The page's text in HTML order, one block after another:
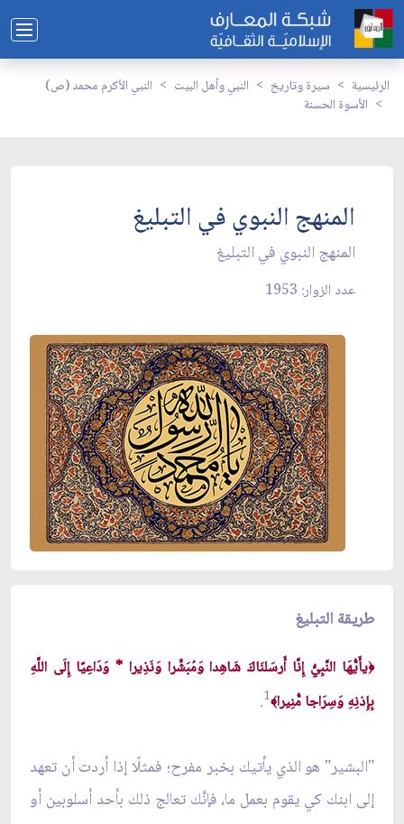
الرئيسية سيرة وتاريخ النبي وأهل البيت
النبي الأكرم محمد (ص)
الأسوة الحسنة
المنهج النبوي في التبليغ
المنهج النبوي في التبليغ
عدد الزوار: 1953
طريقة التبليغ
﴿يأَيُّهَا النَّبِيُّ إِنَّا أَرسَلنَاكَ شَاهِدا وَمُبَشِّرا وَنَذِيرا * وَدَاعِيًا إِلَى اللَّهِ
بِإِذنِهِ وَسِرَاجا مُّنِيرا﴾1
.
"البشير" هو الذي يأتيك بخبر مفرح؛ فمثلًا إذا أردت أن تعهد
إلى ابنك كي يقوم بعمل ما، فإنَّك تعالج ذلك بأحد أسلوبين أو